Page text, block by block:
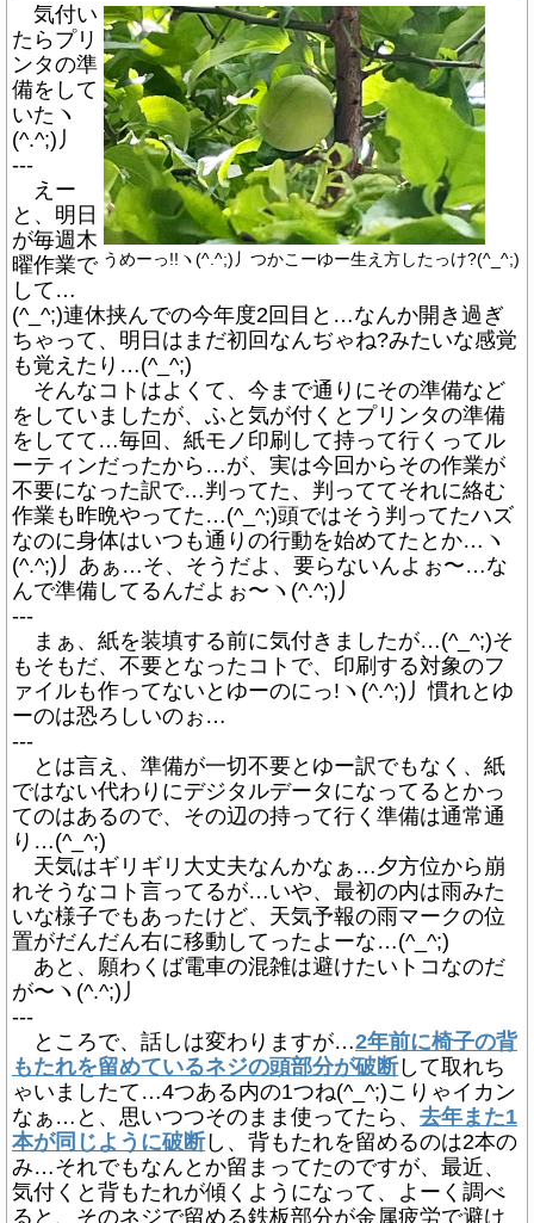
うめーっ!!ヽ(^.^;)丿つかこーゆー生え方したっけ?(^_^;)
気付い
たらプリ
ンタの準
備をして
いたヽ
(^.^;)丿
---
えー
と、明日
が毎週木
曜作業で
して…
(^_^;)連休挟んでの今年度2回目と…なんか開き過ぎ
ちゃって、明日はまだ初回なんぢゃね?みたいな感覚
も覚えたり…(^_^;)
そんなコトはよくて、今まで通りにその準備など
をしていましたが、ふと気が付くとプリンタの準備
をしてて…毎回、紙モノ印刷して持って行くってル
ーティンだったから…が、実は今回からその作業が
不要になった訳で…判ってた、判っててそれに絡む
作業も昨晩やってた…(^_^;)頭ではそう判ってたハズ
なのに身体はいつも通りの行動を始めてたとか…ヽ
(^.^;)丿あぁ…そ、そうだよ、要らないんよぉ〜…な
んで準備してるんだよぉ〜ヽ(^.^;)丿
---
まぁ、紙を装填する前に気付きましたが…(^_^;)そ
もそもだ、不要となったコトで、印刷する対象のフ
ァイルも作ってないとゆーのにっ!ヽ(^.^;)丿慣れとゆ
ーのは恐ろしいのぉ…
---
とは言え、準備が一切不要とゆー訳でもなく、紙
ではない代わりにデジタルデータになってるとかっ
てのはあるので、その辺の持って行く準備は通常通
り…(^_^;)
天気はギリギリ大丈夫なんかなぁ…夕方位から崩
れそうなコト言ってるが…いや、最初の内は雨みた
いな様子でもあったけど、天気予報の雨マークの位
置がだんだん右に移動してったよーな…(^_^;)
あと、願わくば電車の混雑は避けたいトコなのだ
が〜ヽ(^.^;)丿
---
ところで、話しは変わりますが…2年前に椅子の背
もたれを留めているネジの頭部分が破断して取れち
ゃいましたて…4つある内の1つね(^_^;)こりゃイカン
なぁ…と、思いつつそのまま使ってたら、 去年また1
本が同じように破断し、背もたれを留めるのは2本の
み…それでもなんとか留まってたのですが、最近、
気付くと背もたれが傾くようになって、よーく調べ
ると、そのネジで留める鉄板部分が金属疲労で避け